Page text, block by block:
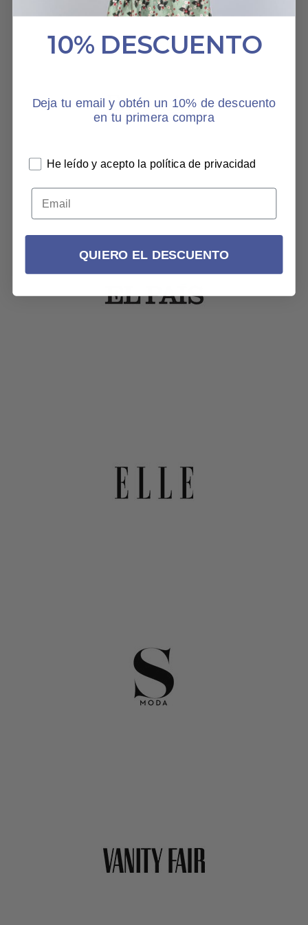
10% DESCUENTO
Deja tu email y obtén un 10% de descuento
en tu primera compra
He leído y acepto la política de privacidad
QUIERO EL DESCUENTO